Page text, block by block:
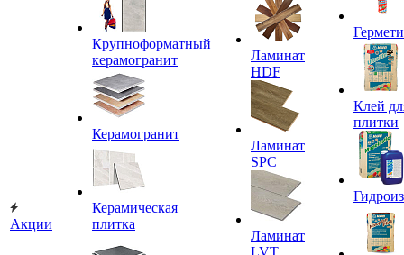
Акции
Крупноформатный
керамогранит
Керамогранит
Керамическая
плитка
Ламинат
HDF
Ламинат
SPC
Ламинат
LVT
Клей
плитки